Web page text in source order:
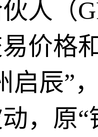
人（
价格
启辰”
，原